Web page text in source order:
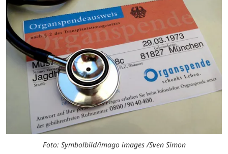
Foto: Symbolbild/imago images /Sven Simon